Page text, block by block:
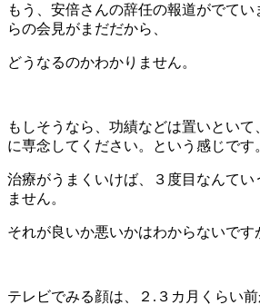
もう、安倍さんの辞任の報道がでて
らの会見がまだだから、
どうなるのかわかりません。
もしそうなら、功績などは置いとい
に専念してください。という感じです
治療がうまくいけば、３度目なんて
ません。
それが良いか悪いかはわからないです
テレビでみる顔は、２.３カ月くらい